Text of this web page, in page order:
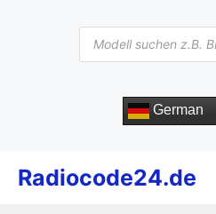
Products
search
German
Radiocode24.de